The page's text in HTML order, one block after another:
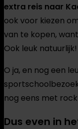
extra reis naar
ook voor kiezen
van te kopen,
Ook leuk natuurlijk!
O ja, en nog een
nog eens met
Dus even in